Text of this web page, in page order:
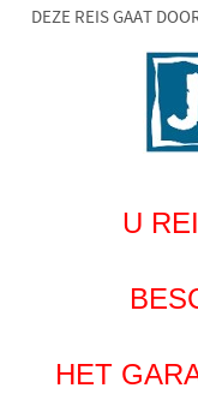
DEZE REIS GAAT
U
HET